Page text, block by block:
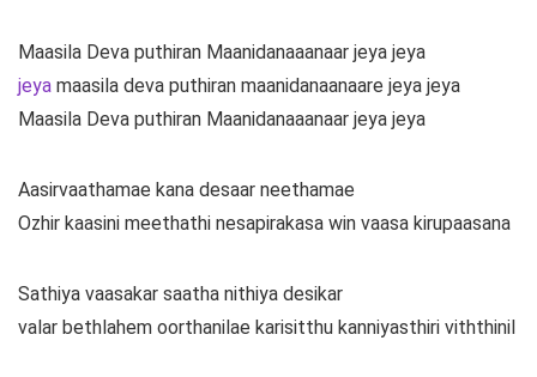
Maasila Deva puthiran Maanidanaaanaar jeya jeya
jeya maasila deva puthiran maanidanaanaare jeya jeya
Maasila Deva puthiran Maanidanaaanaar jeya jeya
Aasirvaathamae kana desaar neethamae
Ozhir kaasini meethathi nesapirakasa win vaasa kirupaasana
Sathiya vaasakar saatha nithiya desikar
valar bethlahem oorthanilae karisitthu kanniyasthiri viththinil